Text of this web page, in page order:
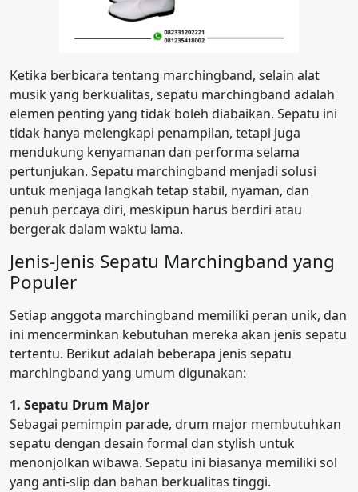
Ketika berbicara tentang marchingband, selain alat
musik yang berkualitas, sepatu marchingband adalah
elemen penting yang tidak boleh diabaikan. Sepatu ini
tidak hanya melengkapi penampilan, tetapi juga
mendukung kenyamanan dan performa selama
pertunjukan. Sepatu marchingband menjadi solusi
untuk menjaga langkah tetap stabil, nyaman, dan
penuh percaya diri, meskipun harus berdiri atau
bergerak dalam waktu lama.
Jenis-Jenis Sepatu Marchingband yang
Populer
Setiap anggota marchingband memiliki peran unik, dan
ini mencerminkan kebutuhan mereka akan jenis sepatu
tertentu. Berikut adalah beberapa jenis sepatu
marchingband yang umum digunakan:
1. Sepatu Drum Major
Sebagai pemimpin parade, drum major membutuhkan
sepatu dengan desain formal dan stylish untuk
menonjolkan wibawa. Sepatu ini biasanya memiliki sol
yang anti-slip dan bahan berkualitas tinggi.